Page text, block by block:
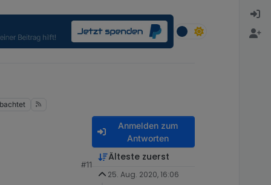
in VIS und Hue. #11
Anmelden zum
Antworten
Älteste zuerst
25. Aug. 2020, 16:06